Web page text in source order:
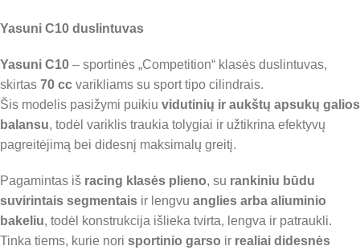
Yasuni C10 duslintuvas
Yasuni C10 – sportinės „Competition“ klasės duslintuvas,
skirtas 70 cc varikliams su sport tipo cilindrais.
Šis modelis pasižymi puikiu vidutinių ir aukštų apsukų galios
balansu, todėl variklis traukia tolygiai ir užtikrina efektyvų
pagreitėjimą bei didesnį maksimalų greitį.
Pagamintas iš racing klasės plieno, su rankiniu būdu
suvirintais segmentais ir lengvu anglies arba aliuminio
bakeliu, todėl konstrukcija išlieka tvirta, lengva ir patraukli.
Tinka tiems, kurie nori sportinio garso ir realiai didesnės